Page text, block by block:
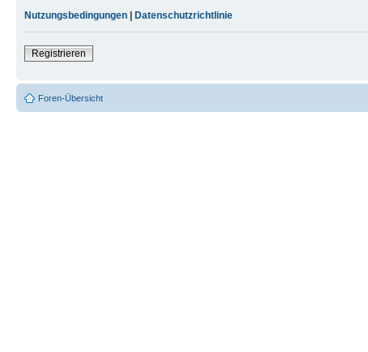
Nutzungsbedingungen
Datenschutzrichtlinie
Registrieren
Foren-Übersicht